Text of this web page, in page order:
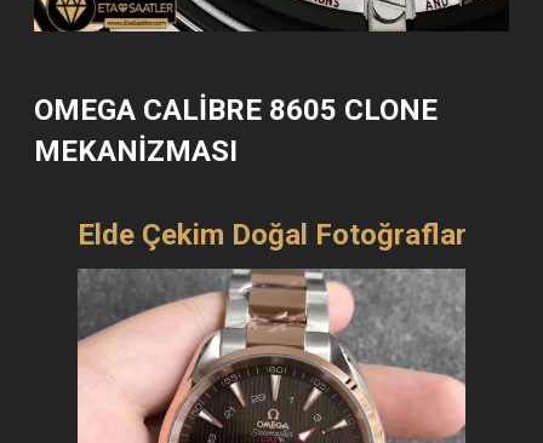
OMEGA CALIBRE 8605 CLONE
MEKANİZMASI
Elde Çekim Doğal Fotoğraflar